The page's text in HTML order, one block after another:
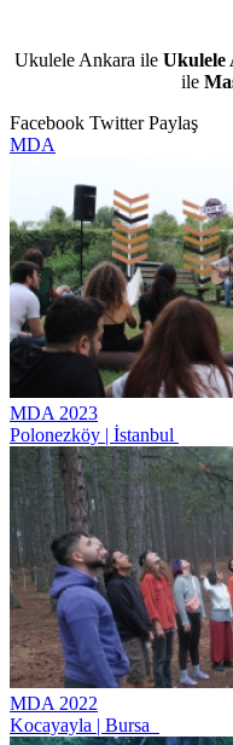
Ukulele Ankara ile Ukulele
ile
Facebook Twitter Paylaş
MDA
MDA 2023
Polonezköy | İstanbul
MDA 2022
Kocayayla | Bursa